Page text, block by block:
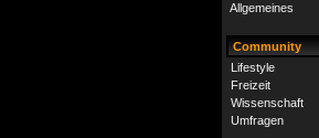
Allgemeines
Community
Lifestyle
Freizeit
Wissenschaft
Umfragen